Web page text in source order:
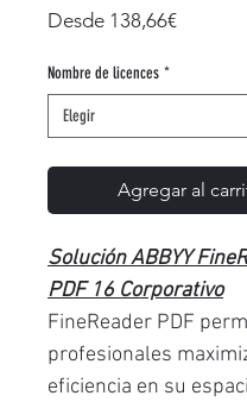
Desde 138,66€Precio
Nombre de licences *
Agregar al
Solución ABBYY
PDF 16 Corporativo
FineReader PDF
profesionales
eficiencia en su